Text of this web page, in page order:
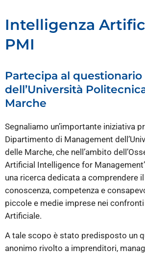
Intelligenza
PMI
Partecipa al questionario
dell’Università
Marche
Segnaliamo un’importante iniziativa
Dipartimento di Management
delle Marche, che nell’ambito
Artificial Intelligence for
una ricerca dedicata a comprendere
conoscenza, competenza e
piccole e medie imprese nei confronti
Artificiale.
A tale scopo è stato predisposto un
anonimo rivolto a imprenditori,